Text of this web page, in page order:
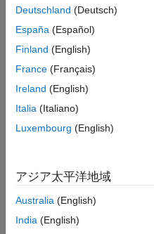
Deutschland (Deutsch)
España (Español)
Finland (English)
France (Français)
Ireland (English)
Italia (Italiano)
Luxembourg (English)
アジア太平洋地域
Australia (English)
India (English)
© 1994-2026 The